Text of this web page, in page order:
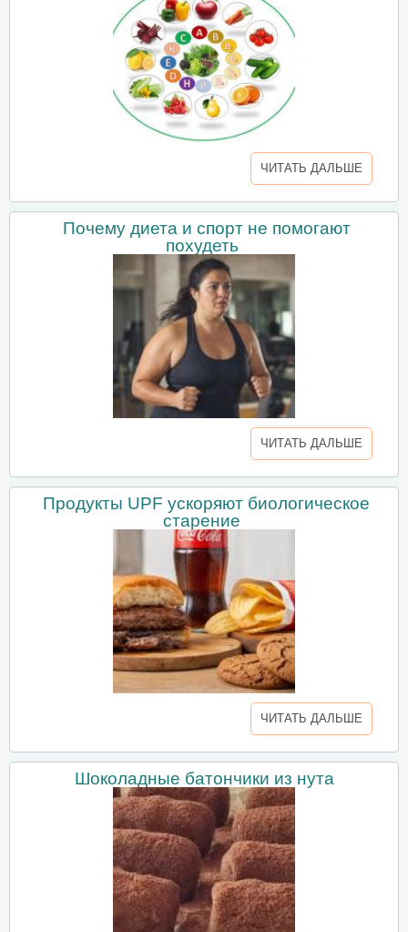
ЧИТАТЬ ДАЛЬШЕ
Почему диета и спорт не помогают
похудеть
ЧИТАТЬ ДАЛЬШЕ
Продукты UPF ускоряют биологическое
старение
ЧИТАТЬ ДАЛЬШЕ
Шоколадные батончики из нута